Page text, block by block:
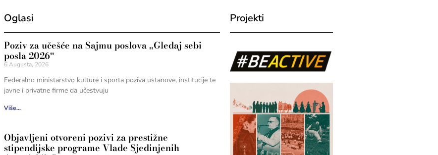
Oglasi
Poziv za učešće na Sajmu poslova „Gledaj sebi
posla 2026“
6 Augusta, 2026
Federalno ministarstvo kulture i sporta poziva ustanove, institucije te
javne i privatne firme da učestvuju
Više...
Objavljeni otvoreni pozivi za prestižne
stipendijske programe Vlade Sjedinjenih
Projekti